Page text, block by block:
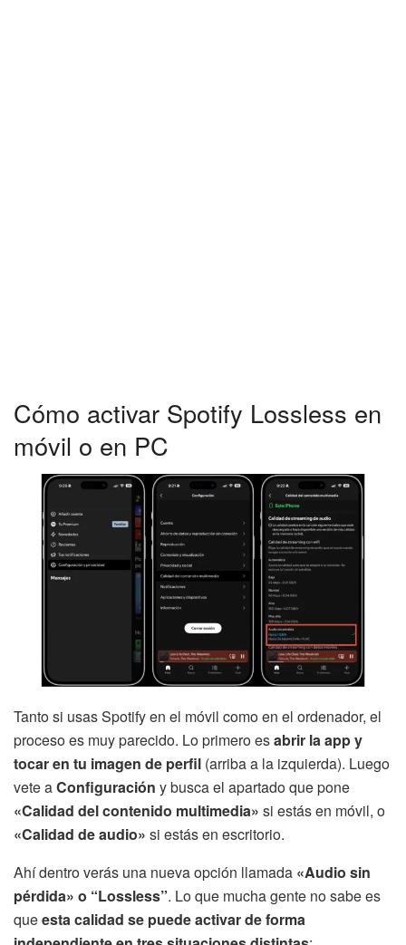
Cómo activar Spotify Lossless en
móvil o en PC
Tanto si usas Spotify en el móvil como en el ordenador, el
proceso es muy parecido. Lo primero esabrir la app y
tocar en tu imagen de perfil (arriba a la izquierda). Luego
vete aConfiguración y busca el apartado que pone
«Calidad del contenido multimedia» si estás en móvil, o
«Calidad de audio» si estás en escritorio.
Ahí dentro verás una nueva opción llamada «Audio sin
pérdida» o “Lossless”. Lo que mucha gente no sabe es
queesta calidad se puede activar de forma